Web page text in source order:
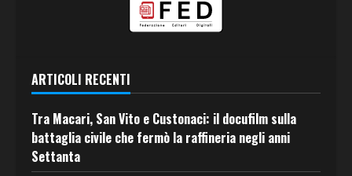
ARTICOLI RECENTI
Tra Macari, San Vito e Custonaci: il docufilm sulla
battaglia civile che fermò la raffineria negli anni
Settanta